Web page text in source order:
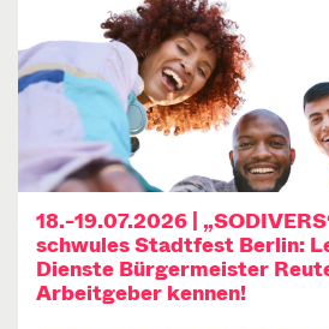
18.-19.07.2026 |
schwules Stadtfest Berlin:
Dienste Bürgermeister
Arbeitgeber kennen!